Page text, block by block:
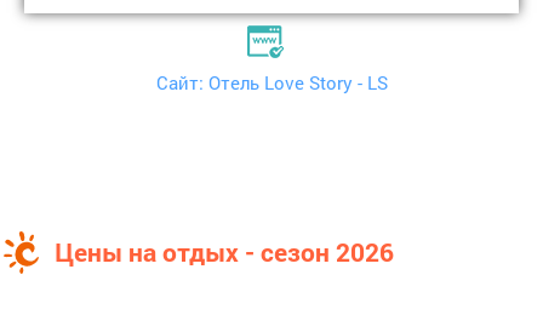
Сайт: Отель Love Story - LS
Цены на отдых - сезон 2026